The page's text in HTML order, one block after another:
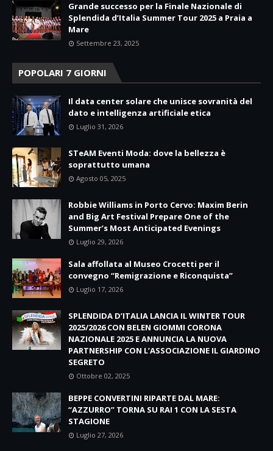
Grande successo per la Finale Nazionale di
Splendida d’Italia Summer Tour 2025 a Praia a
Mare
Settembre 23, 2025
POPOLARI 7 GIORNI
Il data center solare che unisce sovranità del
dato e intelligenza artificiale etica
Luglio 31, 2026
STeAM Eventi Moda: dove la bellezza è
soprattutto umana
Agosto 05, 2025
Robbie Williams in Porto Cervo: Maxim Berin
and Big Art Festival Prepare One of the
Summer’s Most Anticipated Evenings
Luglio 29, 2026
Sala affollata al Museo Crocetti per il
convegno “Remigrazione e Riconquista”
Luglio 17, 2026
SPLENDIDA D’ITALIA LANCIA IL WINTER TOUR
2025/2026 CON BELEN GIOMMI CORONA
NAZIONALE 2025 E ANNUNCIA LA NUOVA
PARTNERSHIP CON L’ASSOCIAZIONE IL GIARDINO
SEGRETO
Ottobre 02, 2025
BEPPE CONVERTINI RIPARTE DAL MARE:
“AZZURRO” TORNA SU RAI 1 CON LA SESTA
STAGIONE
Luglio 27, 2026